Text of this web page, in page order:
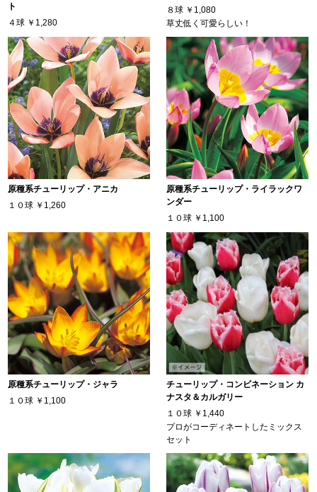
ト
４球 ￥1,280
８球 ￥1,080
草丈低く可愛らしい！
原種系チューリップ・アニカ
１０球 ￥1,260
原種系チューリップ・ライラックワ
ンダー
１０球 ￥1,100
原種系チューリップ・ジャラ
１０球 ￥1,100
チューリップ・コンビネーション カ
ナスタ＆カルガリー
１０球 ￥1,440
プロがコーディネートしたミックス
セット